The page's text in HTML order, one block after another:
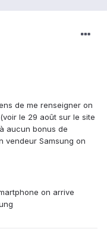
de me renseigner on
le 29 août sur le site
aucun bonus de
vendeur Samsung on
on arrive